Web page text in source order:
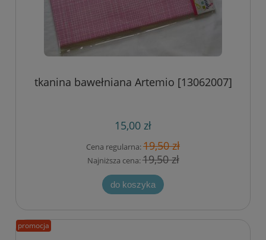
tkanina bawełniana Artemio [13062007]
15,00 zł
Cena regularna:19,50 zł
Najniższa cena:19,50 zł
do koszyka
promocja